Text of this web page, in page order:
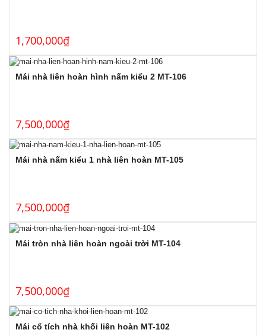
1,700,000₫
Mái nhà liên hoàn hình nấm kiểu 2 MT-106
7,500,000₫
Mái nhà nấm kiểu 1 nhà liên hoàn MT-105
7,500,000₫
Mái tròn nhà liên hoàn ngoài trời MT-104
7,500,000₫
Mái cổ tích nhà khối liên hoàn MT-102